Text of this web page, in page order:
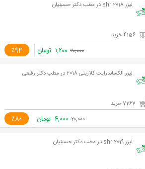
لیزر shr 2018 در مطب دکتر حسینیان
٪94 ۲۰,۰۰۰ ۱,۲۰۰ تومان
لیزر الکساندرایت کلاریتی 2018 در مطب دکتر رفیعی
٪80 ۲۰,۰۰۰ ۴,۰۰۰ تومان
لیزر shr 2019 در مطب دکتر حسینیان